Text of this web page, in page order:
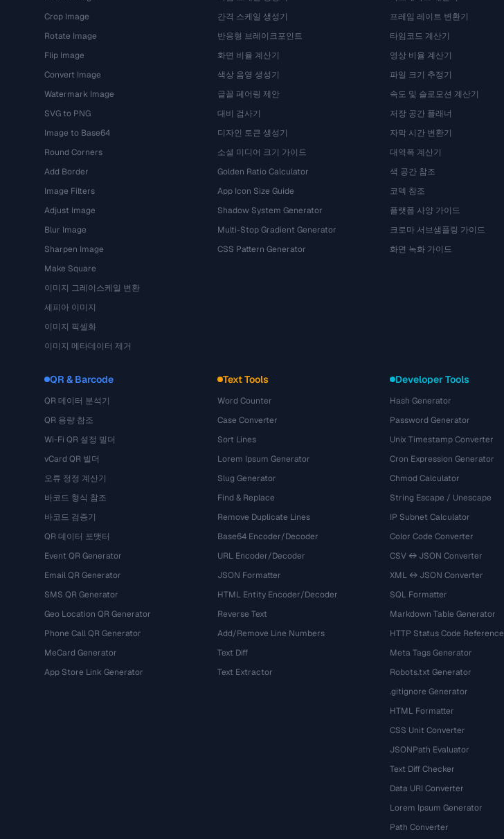
Crop Image
Rotate Image
Flip Image
Convert Image
Watermark Image
SVG to PNG
Image to Base64
Round Corners
Add Border
Image Filters
Adjust Image
Blur Image
Sharpen Image
Make Square
이미지 그레이스케일 변환
세피아 이미지
이미지 픽셀화
이미지 메타데이터 제거
간격 스케일 생성기
반응형 브레이크포인트
화면 비율 계산기
색상 음영 생성기
글꼴 페어링 제안
대비 검사기
디자인 토큰 생성기
소셜 미디어 크기 가이드
Golden Ratio Calculator
App Icon Size Guide
Shadow System Generator
Multi-Stop Gradient Generator
CSS Pattern Generator
프레임 레이트 변환기
타임코드 계산기
영상 비율 계산기
파일 크기 추정기
속도 및 슬로모션 계산기
저장 공간 플래너
자막 시간 변환기
대역폭 계산기
색 공간 참조
코덱 참조
플랫폼 사양 가이드
크로마 서브샘플링 가이드
화면 녹화 가이드
QR & Barcode
QR 데이터 분석기
QR 용량 참조
Wi-Fi QR 설정 빌더
vCard QR 빌더
오류 정정 계산기
바코드 형식 참조
바코드 검증기
QR 데이터 포맷터
Event QR Generator
Email QR Generator
SMS QR Generator
Geo Location QR Generator
Phone Call QR Generator
MeCard Generator
App Store Link Generator
Text Tools
Word Counter
Case Converter
Sort Lines
Lorem Ipsum Generator
Slug Generator
Find & Replace
Remove Duplicate Lines
Base64 Encoder/Decoder
URL Encoder/Decoder
JSON Formatter
HTML Entity Encoder/Decoder
Reverse Text
Add/Remove Line Numbers
Text Diff
Text Extractor
Developer Tools
Hash Generator
Password Generator
Unix Timestamp Converter
Cron Expression Generator
Chmod Calculator
String Escape / Unescape
IP Subnet Calculator
Color Code Converter
CSV ↔ JSON Converter
XML ↔ JSON Converter
SQL Formatter
Markdown Table Generator
HTTP Status Code Reference
Meta Tags Generator
Robots.txt Generator
.gitignore Generator
HTML Formatter
CSS Unit Converter
JSONPath Evaluator
Text Diff Checker
Data URI Converter
Lorem Ipsum Generator
Path Converter